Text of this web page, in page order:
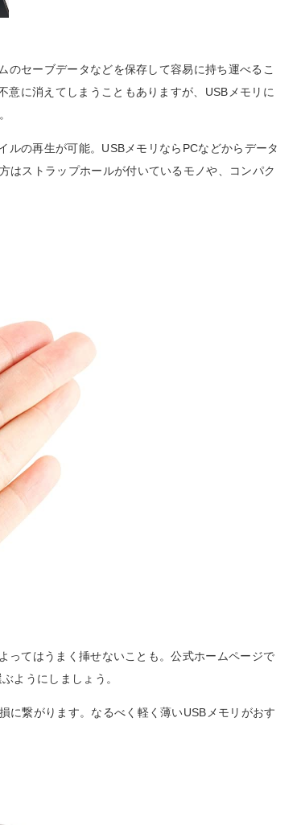
のセーブデータなどを保存して容易に持ち運べるこ
意に消えてしまうこともありますが、USBメモリに
ルの再生が可能。USBメモリならPCなどからデータ
はストラップホールが付いているモノや、コンパク
ってはうまく挿せないことも。公式ホームページで
ようにしましょう。
に繋がります。なるべく軽く薄いUSBメモリがおす